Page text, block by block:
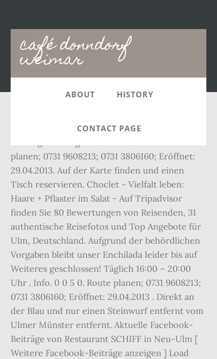
café donndorf
weimar
Main
navigation
ABOUT HISTORY
CONTACT PAGE
Stellen Sie eine unverbindliche Anfrage.
planen; 0731 9608213; 0731 3806160; Eröffnet:
29.04.2013. Auf der Karte finden und einen
Tisch reservieren. Choclet - Vielfalt leben:
Haare + Pflaster im Salat - Auf Tripadvisor
finden Sie 80 Bewertungen von Reisenden, 31
authentische Reisefotos und Top Angebote für
Ulm, Deutschland. Aufgrund der behördlichen
Vorgaben bleibt unser Enchilada leider bis auf
Weiteres geschlossen! Täglich 16:00 – 20:00
Uhr . Info. 0 0 5 0. Route planen; 0731 9608213;
0731 3806160; Eröffnet: 29.04.2013 . Direkt an
der Blau und nur einen Steinwurf entfernt vom
Ulmer Münster entfernt. Aktuelle Facebook-
Beiträge von Restaurant SCHIFF in Neu-Ulm [
Weitere Facebook-Beiträge anzeigen ] Load